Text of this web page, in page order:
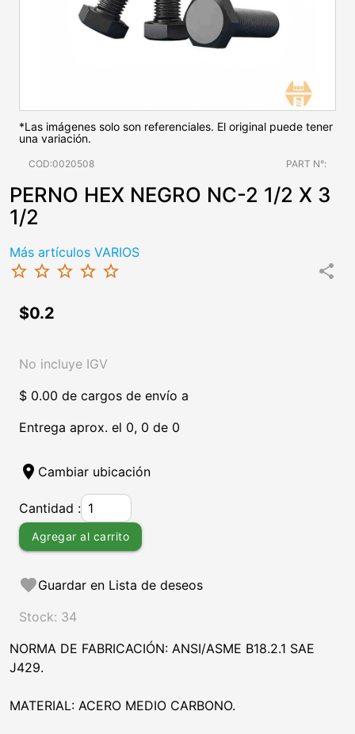
*Las imágenes solo son referenciales. El original puede tener
una variación.
COD:0020508 PART N°:
PERNO HEX NEGRO NC-2 1/2 X 3
1/2
Más artículos VARIOS
star_border star_border star_border star_border star_border share
$0.2
No incluye IGV
$ 0.00 de cargos de envío a
Entrega aprox. el 0, 0 de 0
location_on Cambiar ubicación
Cantidad :
Agregar al carrito
favoriteGuardar en Lista de deseos
Stock: 34
NORMA DE FABRICACIÓN: ANSI/ASME B18.2.1 SAE
J429.
MATERIAL: ACERO MEDIO CARBONO.